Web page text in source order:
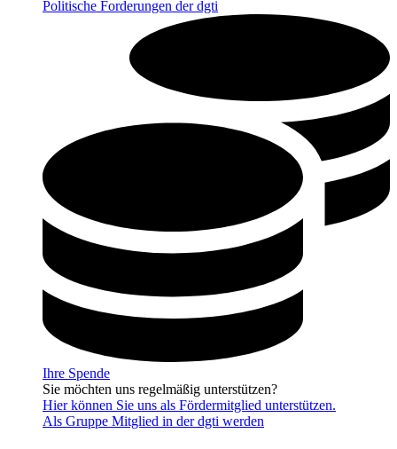
Politische Forderungen der dgti
Ihre Spende
Sie möchten uns regelmäßig unterstützen?
Hier können Sie uns als Fördermitglied unterstützen.
Als Gruppe Mitglied in der dgti werden